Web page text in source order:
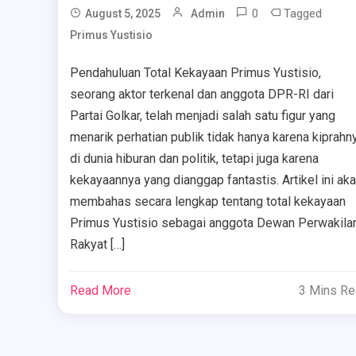
August 5, 2025 Admin 0 Tagged
Primus Yustisio
Pendahuluan Total Kekayaan Primus Yustisio,
seorang aktor terkenal dan anggota DPR-RI dari
Partai Golkar, telah menjadi salah satu figur yang
menarik perhatian publik tidak hanya karena
di dunia hiburan dan politik, tetapi juga karena
kekayaannya yang dianggap fantastis. Artikel ini
membahas secara lengkap tentang total kekayaan
Primus Yustisio sebagai anggota Dewan
Rakyat […]
Read More 3 Mins